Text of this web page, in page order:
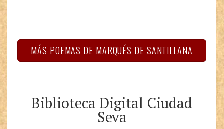
MÁS POEMAS DE MARQUÉS DE SANTILLANA
Biblioteca Digital Ciudad
Seva